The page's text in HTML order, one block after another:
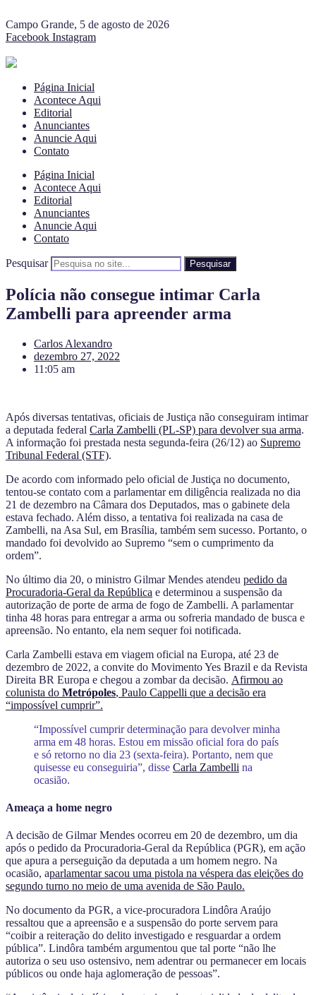
Campo Grande, 5 de agosto de 2026
Facebook Instagram
Página Inicial
Acontece Aqui
Editorial
Anunciantes
Anuncie Aqui
Contato
Página Inicial
Acontece Aqui
Editorial
Anunciantes
Anuncie Aqui
Contato
Pesquisar Pesquisar
Polícia não consegue intimar Carla
Zambelli para apreender arma
Carlos Alexandro
dezembro 27, 2022
11:05 am
Após diversas tentativas, oficiais de Justiça não conseguiram intimar
a deputada federal Carla Zambelli (PL-SP) para devolver sua arma.
A informação foi prestada nesta segunda-feira (26/12) ao Supremo
Tribunal Federal (STF).
De acordo com informado pelo oficial de Justiça no documento,
tentou-se contato com a parlamentar em diligência realizada no dia
21 de dezembro na Câmara dos Deputados, mas o gabinete dela
estava fechado. Além disso, a tentativa foi realizada na casa de
Zambelli, na Asa Sul, em Brasília, também sem sucesso. Portanto, o
mandado foi devolvido ao Supremo “sem o cumprimento da
ordem”.
No último dia 20, o ministro Gilmar Mendes atendeu pedido da
Procuradoria-Geral da República e determinou a suspensão da
autorização de porte de arma de fogo de Zambelli. A parlamentar
tinha 48 horas para entregar a arma ou sofreria mandado de busca e
apreensão. No entanto, ela nem sequer foi notificada.
Carla Zambelli estava em viagem oficial na Europa, até 23 de
dezembro de 2022, a convite do Movimento Yes Brazil e da Revista
Direita BR Europa e chegou a zombar da decisão. Afirmou ao
colunista do Metrópoles, Paulo Cappelli que a decisão era
“impossível cumprir”.
“Impossível cumprir determinação para devolver minha
arma em 48 horas. Estou em missão oficial fora do país
e só retorno no dia 23 (sexta-feira). Portanto, nem que
quisesse eu conseguiria”, disse Carla Zambelli na
ocasião.
Ameaça a home negro
A decisão de Gilmar Mendes ocorreu em 20 de dezembro, um dia
após o pedido da Procuradoria-Geral da República (PGR), em ação
que apura a perseguição da deputada a um homem negro. Na
ocasião, aparlamentar sacou uma pistola na véspera das eleições do
segundo turno no meio de uma avenida de São Paulo.
No documento da PGR, a vice-procuradora Lindôra Araújo
ressaltou que a apreensão e a suspensão do porte servem para
“coibir a reiteração do delito investigado e resguardar a ordem
pública”. Lindôra também argumentou que tal porte “não lhe
autoriza o seu uso ostensivo, nem adentrar ou permanecer em locais
públicos ou onde haja aglomeração de pessoas”.